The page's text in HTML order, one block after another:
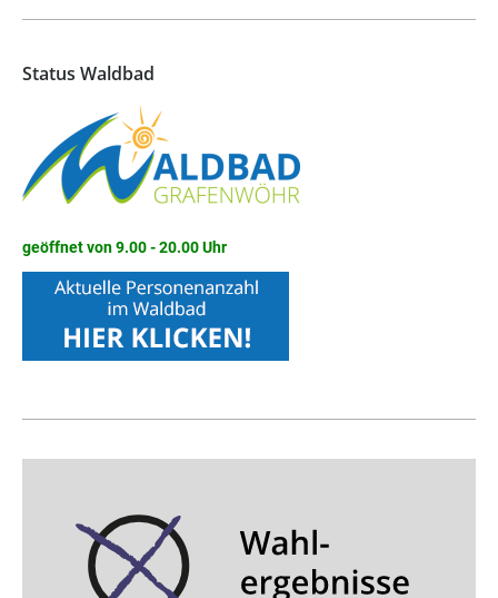
Status Waldbad
geöffnet von 9.00 - 20.00 Uhr